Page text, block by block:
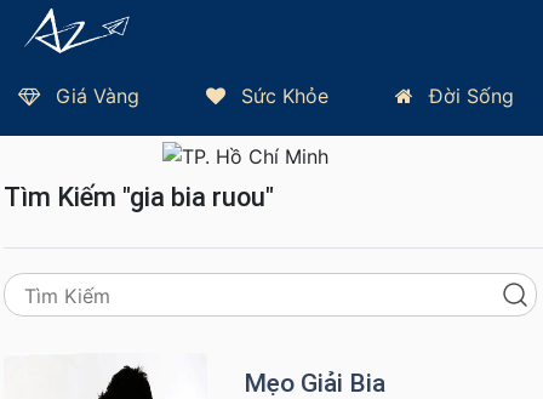
Giá Vàng Sức Khỏe Đời Sống
Trang Chủ
Tìm Kiếm "gia bia ruou"
Mẹo Giải Bia